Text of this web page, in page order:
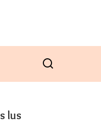
lus